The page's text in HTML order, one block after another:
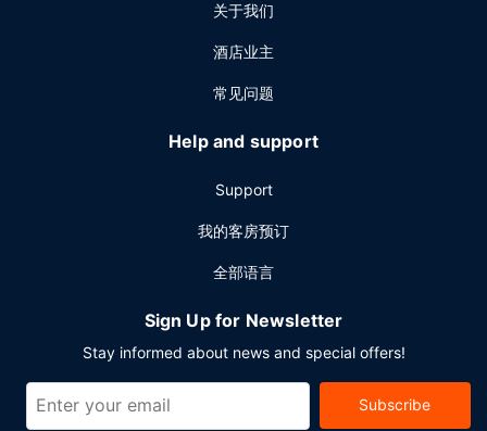
关于我们
酒店业主
常见问题
Help and support
Support
我的客房预订
全部语言
Sign Up for Newsletter
Stay informed about news and special offers!
Subscribe